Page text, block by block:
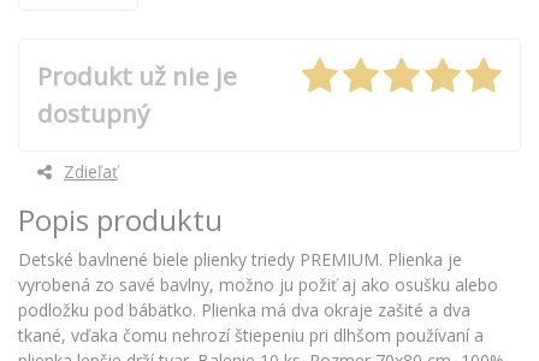
Produkt už nie je
dostupný
Zdieľať
Popis produktu
Detské bavlnené biele plienky triedy PREMIUM. Plienka je
vyrobená zo savé bavlny, možno ju požiť aj ako osušku alebo
podložku pod bábätko. Plienka má dva okraje zašité a dva
tkané, vďaka čomu nehrozí štiepeniu pri dlhšom používaní a